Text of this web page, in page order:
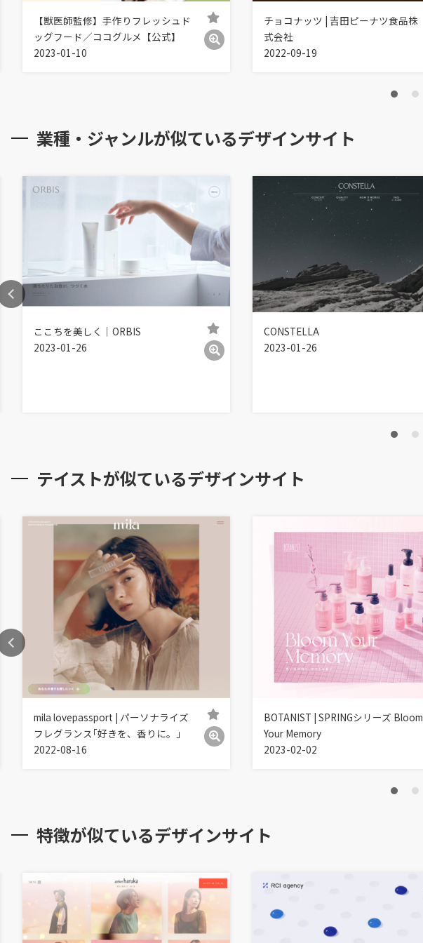
【獣医師監修】手作りフレッシュド
ッグフード／ココグルメ【公式】
2023-01-10
チョコナッツ | 吉田ピーナツ食品株
式会社
2022-09-19
業種・ジャンルが似ているデザインサイト
ここちを美しく｜ORBIS
2023-01-26
CONSTELLA
2023-01-26
テイストが似ているデザインサイト
mila lovepassport | パーソナライズ
フレグランス｢好きを、香りに。｣
2022-08-16
BOTANIST | SPRINGシリーズ Bloom
Your Memory
2023-02-02
特徴が似ているデザインサイト